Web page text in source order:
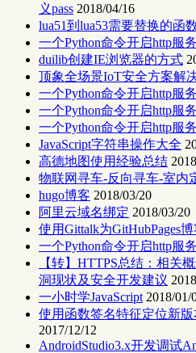
义pass 2018/04/16
lua51到lua53需要替换的函
一个Python命令开启http服
duilib创建IE浏览器的方式
顶象全场景IoT安全方案解
一个Python命令开启http服
一个Python命令开启http服
一个Python命令开启http服
JavaScript字符串操作大全
高德地图使用经验总结
物联网寻车-反向寻车-室内
hugo博客 2018/03/20
阿里云域名绑定 2018/03/20
使用Gittalk为GitHubPages
一个Python命令开启http服
【转】HTTPS总结：相关
洞现状及安全开发建议
一小时学JavaScript 2018/01/
使用函数签名特征定位新
2017/12/12
AndroidStudio3.x开发调试